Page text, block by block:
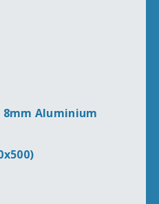
8mm Aluminium